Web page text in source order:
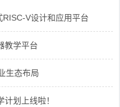
V设计和应用平台
教学平台
生态布局
划上线啦！